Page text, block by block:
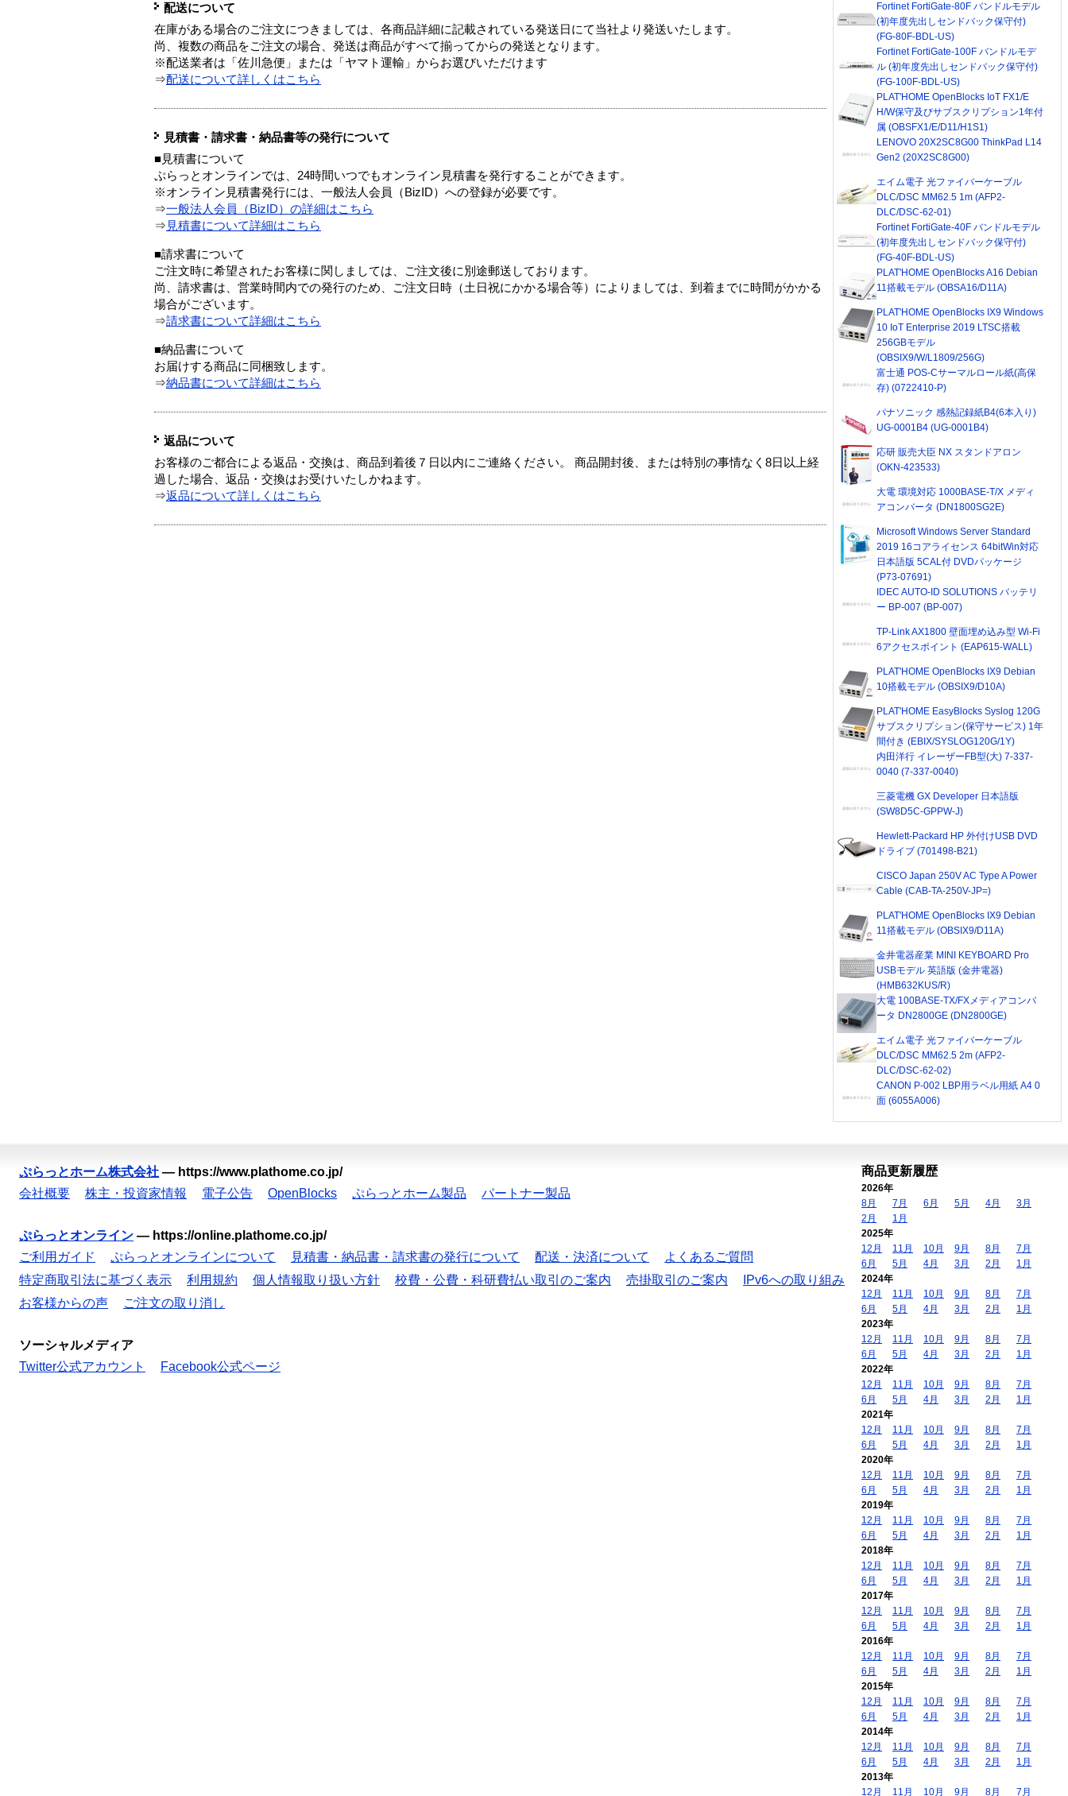
配送について
在庫がある場合のご注文につきましては、各商品詳細に記載されている発送日にて当社より発送いたします。
尚、複数の商品をご注文の場合、発送は商品がすべて揃ってからの発送となります。
※配送業者は「佐川急便」または「ヤマト運輸」からお選びいただけます
⇒配送について詳しくはこちら
見積書・請求書・納品書等の発行について
■見積書について
ぷらっとオンラインでは、24時間いつでもオンライン見積書を発行することができます。
※オンライン見積書発行には、一般法人会員（BizID）への登録が必要です。
⇒一般法人会員（BizID）の詳細はこちら
⇒ 見積書について詳細はこちら
■請求書について
ご注文時に希望されたお客様に関しましては、ご注文後に別途郵送しております。
尚、請求書は、営業時間内での発行のため、ご注文日時（土日祝にかかる場合等）によりましては、到着までに時間がかかる
場合がございます。
⇒請求書について詳細はこちら
■納品書について
お届けする商品に同梱致します。
⇒納品書について詳細はこちら
返品について
お客様のご都合による返品・交換は、商品到着後７日以内にご連絡ください。 商品開封後、または特別の事情なく8日以上経
過した場合、返品・交換はお受けいたしかねます。
⇒返品について詳しくはこちら
Fortinet FortiGate-80F バンドルモデル
(初年度先出しセンドバック保守付)
(FG-80F-BDL-US)
Fortinet FortiGate-100F バンドルモデ
ル (初年度先出しセンドバック保守付)
(FG-100F-BDL-US)
PLAT'HOME OpenBlocks IoT FX1/E
H/W保守及びサブスクリプション1年付
属 (OBSFX1/E/D11/H1S1)
LENOVO 20X2SC8G00 ThinkPad L14
Gen2 (20X2SC8G00)
エイム電子 光ファイバーケーブル
DLC/DSC MM62.5 1m (AFP2-
DLC/DSC-62-01)
Fortinet FortiGate-40F バンドルモデル
(初年度先出しセンドバック保守付)
(FG-40F-BDL-US)
PLAT'HOME OpenBlocks A16 Debian
11搭載モデル (OBSA16/D11A)
PLAT'HOME OpenBlocks IX9 Windows
10 IoT Enterprise 2019 LTSC搭載
256GBモデル
(OBSIX9/W/L1809/256G)
富士通 POS-Cサーマルロール紙(高保
存) (0722410-P)
パナソニック 感熱記録紙B4(6本入り)
UG-0001B4 (UG-0001B4)
応研 販売大臣 NX スタンドアロン
(OKN-423533)
大電 環境対応 1000BASE-T/X メディ
アコンバータ (DN1800SG2E)
Microsoft Windows Server Standard
2019 16コアライセンス 64bitWin対応
日本語版 5CAL付 DVDパッケージ
(P73-07691)
IDEC AUTO-ID SOLUTIONS バッテリ
ー BP-007 (BP-007)
TP-Link AX1800 壁面埋め込み型 Wi-Fi
6アクセスポイント (EAP615-WALL)
PLAT'HOME OpenBlocks IX9 Debian
10搭載モデル (OBSIX9/D10A)
PLAT'HOME EasyBlocks Syslog 120G
サブスクリプション(保守サービス) 1年
間付き (EBIX/SYSLOG120G/1Y)
内田洋行 イレーザーFB型(大) 7-337-
0040 (7-337-0040)
三菱電機 GX Developer 日本語版
(SW8D5C-GPPW-J)
Hewlett-Packard HP 外付けUSB DVD
ドライブ (701498-B21)
CISCO Japan 250V AC Type A Power
Cable (CAB-TA-250V-JP=)
PLAT'HOME OpenBlocks IX9 Debian
11搭載モデル (OBSIX9/D11A)
金井電器産業 MINI KEYBOARD Pro
USBモデル 英語版 (金井電器)
(HMB632KUS/R)
大電 100BASE-TX/FXメディアコンバ
ータ DN2800GE (DN2800GE)
エイム電子 光ファイバーケーブル
DLC/DSC MM62.5 2m (AFP2-
DLC/DSC-62-02)
CANON P-002 LBP用ラベル用紙 A4 0
面 (6055A006)
ぷらっとホーム株式会社 — https://www.plathome.co.jp/
会社概要
株主・投資家情報 電子公告 OpenBlocks ぷらっとホーム製品 パートナー製品
ぷらっとオンライン — https://online.plathome.co.jp/
ご利用ガイド
ぷらっとオンラインについて 見積書・納品書・請求書の発行について 配送・決済について
よくあるご質問
特定商取引法に基づく表示
利用規約 個人情報取り扱い方針 校費・公費・科研費払い取引のご案内 売掛取引のご案内
IPv6への取り組み
お客様からの声
ご注文の取り消し
ソーシャルメディア
Twitter公式アカウント
Facebook公式ページ
商品更新履歴
2026年
8月
7月 6月 5月 4月
3月
2月
1月
2025年
12月
11月 10月 9月 8月
7月
6月
5月 4月 3月 2月
1月
2024年
12月
11月 10月 9月 8月
7月
6月
5月 4月 3月 2月
1月
2023年
12月
11月 10月 9月 8月
7月
6月
5月 4月 3月 2月
1月
2022年
12月
11月 10月 9月 8月
7月
6月
5月 4月 3月 2月
1月
2021年
12月
11月 10月 9月 8月
7月
6月
5月 4月 3月 2月
1月
2020年
12月
11月 10月 9月 8月
7月
6月
5月 4月 3月 2月
1月
2019年
12月
11月 10月 9月 8月
7月
6月
5月 4月 3月 2月
1月
2018年
12月
11月 10月 9月 8月
7月
6月
5月 4月 3月 2月
1月
2017年
12月
11月 10月 9月 8月
7月
6月
5月 4月 3月 2月
1月
2016年
12月
11月 10月 9月 8月
7月
6月
5月 4月 3月 2月
1月
2015年
12月
11月 10月 9月 8月
7月
6月
5月 4月 3月 2月
1月
2014年
12月
11月 10月 9月 8月
7月
6月
5月 4月 3月 2月
1月
2013年
12月
11月 10月 9月 8月 7月